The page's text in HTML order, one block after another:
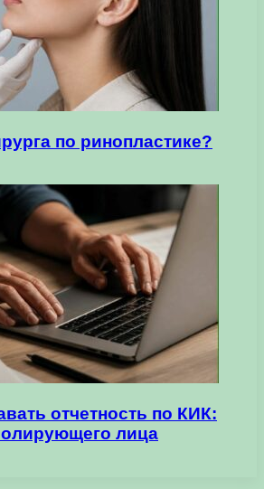
по ринопластике?
отчетность по КИК:
лица